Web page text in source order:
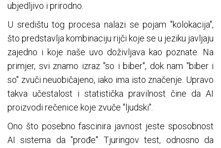
ubjedljivo i prirodno.
U središtu tog procesa nalazi se pojam "kolokacija",
što predstavlja kombinaciju rijči koje se u jeziku javljaju
zajedno i koje naše uvo doživljava kao poznate. Na
primjer, svi znamo izraz "so i biber", dok nam "biber i
so" zvuči neuobičajeno, iako ima isto značenje. Upravo
takva učestalost i statistička pravilnost čine da AI
proizvodi rečenice koje zvuče "ljudski".
Ono što posebno fascinira javnost jeste sposobnost
AI sistema da "prođe" Tjuringov test, odnosno da